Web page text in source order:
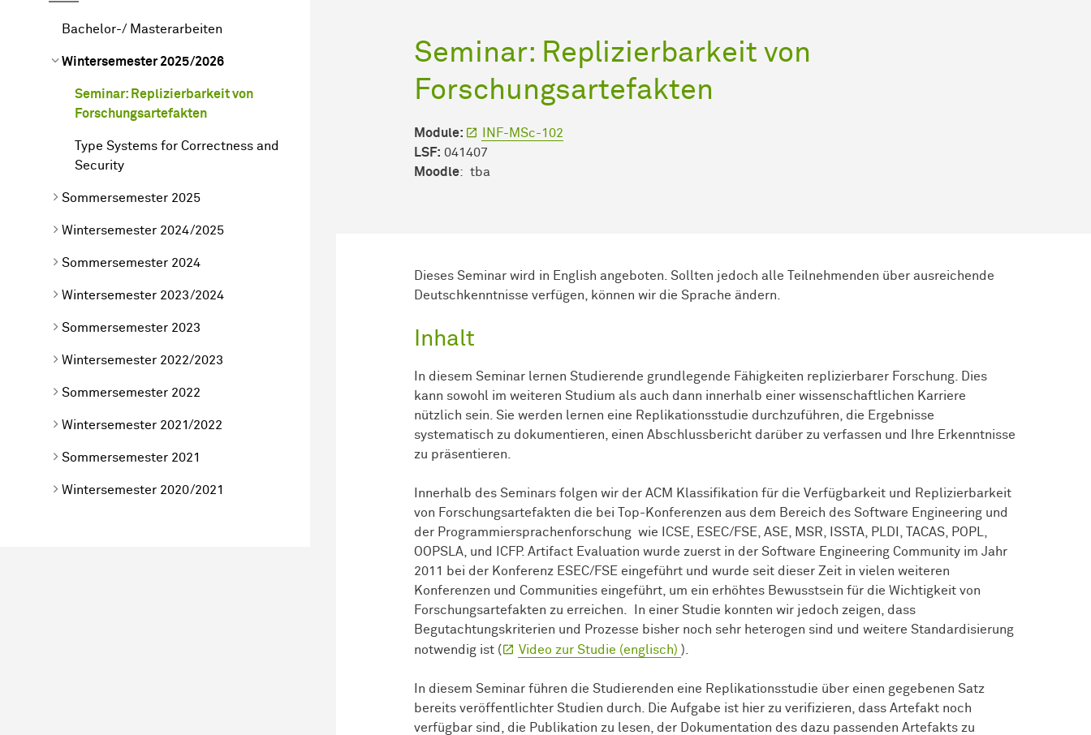
Bachelor-/ Masterarbeiten
Wintersemester 2025/2026
Seminar: Replizierbarkeit von
Forschungsartefakten
Type Systems for Correctness and
Security
Sommersemester 2025
Wintersemester 2024/2025
Sommersemester 2024
Wintersemester 2023/2024
Sommersemester 2023
Wintersemester 2022/2023
Sommersemester 2022
Wintersemester 2021/2022
Sommersemester 2021
Wintersemester 2020/2021
Seminar: Replizierbarkeit von
Forschungsartefakten
Module:
INF-MSc-102
LSF: 041407
Moodle: tba
Dieses Seminar wird in English angeboten. Sollten jedoch alle Teilnehmenden über ausreichende
Deutschkenntnisse verfügen, können wir die Sprache ändern.
Inhalt
In diesem Seminar lernen Studierende grundlegende Fähigkeiten replizierbarer Forschung. Dies
kann sowohl im weiteren Studium als auch dann innerhalb einer wissenschaftlichen Karriere
nützlich sein. Sie werden lernen eine Replikationsstudie durchzuführen, die Ergebnisse
systematisch zu dokumentieren, einen Abschlussbericht darüber zu verfassen und Ihre Erkenntnisse
zu präsentieren.
Innerhalb des Seminars folgen wir der ACM Klassifikation für die Verfügbarkeit und Replizierbarkeit
von Forschungsartefakten die bei Top-Konferenzen aus dem Bereich des Software Engineering und
der Programmiersprachenforschung wie ICSE, ESEC/FSE, ASE, MSR, ISSTA, PLDI, TACAS, POPL,
OOPSLA, und ICFP. Artifact Evaluation wurde zuerst in der Software Engineering Community im Jahr
2011 bei der Konferenz ESEC/FSE eingeführt und wurde seit dieser Zeit in vielen weiteren
Konferenzen und Communities eingeführt, um ein erhöhtes Bewusstsein für die Wichtigkeit von
Forschungsartefakten zu erreichen. In einer Studie konnten wir jedoch zeigen, dass
Begutachtungskriterien und Prozesse bisher noch sehr heterogen sind und weitere Standardisierung
notwendig ist (
Video zur Studie (englisch) ).
In diesem Seminar führen die Studierenden eine Replikationsstudie über einen gegebenen Satz
bereits veröffentlichter Studien durch. Die Aufgabe ist hier zu verifizieren, dass Artefakt noch
verfügbar sind, die Publikation zu lesen, der Dokumentation des dazu passenden Artefakts zu